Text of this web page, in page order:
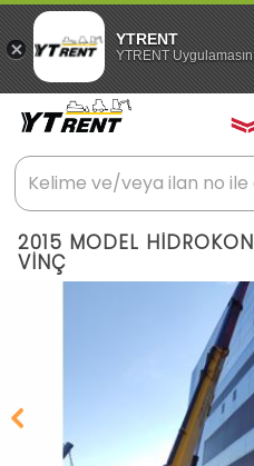
YTRENT
YTRENT
2015 MODEL
VİNÇ